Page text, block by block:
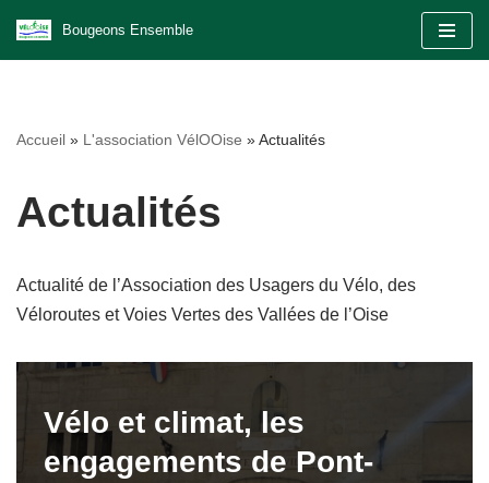
Aller
Bougeons Ensemble
Accueil » L'association VélOOise »Actualités
Actualités
Actualité de l’Association des Usagers du Vélo, des
Véloroutes et Voies Vertes des Vallées de l’Oise
Vélo et climat, les
engagements de Pont-